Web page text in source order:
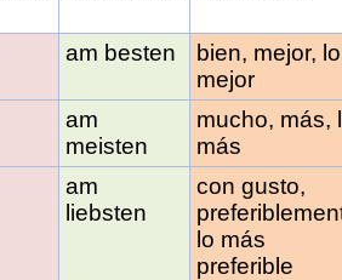
am besten
bien, mejor, lo
mejor
am
meisten
mucho, más,
más
am
liebsten
con gusto,
lo más
preferible